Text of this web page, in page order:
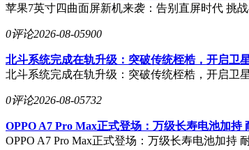
苹果7英寸四曲面屏新机来袭：告别直屏时代 挑
0评论2026-08-05900
北斗系统完成在轨升级：突破传统桎梏，开启卫
北斗系统完成在轨升级：突破传统桎梏，开启卫
0评论2026-08-05732
OPPO A7 Pro Max正式登场：万级长寿电池加持
OPPO A7 Pro Max正式登场：万级长寿电池加持